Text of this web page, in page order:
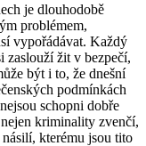
je dlouhodobě
problémem,
vypořádávat. Každý
zaslouží žit v bezpečí,
být i to, že dnešní
podmínkách
schopni dobře
kriminality zvenčí,
kterému jsou tito